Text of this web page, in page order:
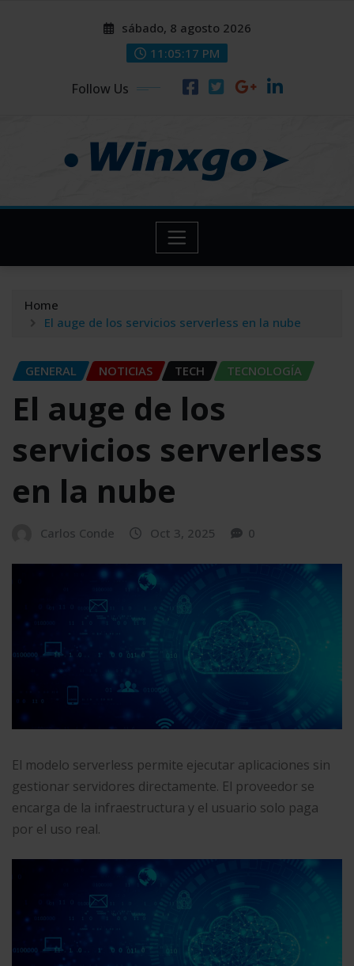
sábado, 8 agosto 2026
11:05:18 PM
Follow Us
Home
El auge de los servicios serverless en la nube
GENERAL NOTICIAS TECH TECNOLOGÍA
El auge de los
servicios serverless
en la nube
Carlos Conde Oct 3, 2025 0
El modelo serverless permite ejecutar aplicaciones sin
gestionar servidores directamente. El proveedor se
encarga de la infraestructura y el usuario solo paga
por el uso real.